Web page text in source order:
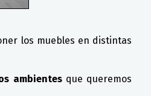
los muebles en distintas
ambientesque queremos